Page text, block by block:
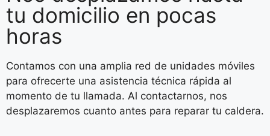
tu domicilio en pocas
horas
Contamos con una amplia red de unidades móviles
para ofrecerte una asistencia técnica rápida al
momento de tu llamada. Al contactarnos, nos
desplazaremos cuanto antes para reparar tu caldera.